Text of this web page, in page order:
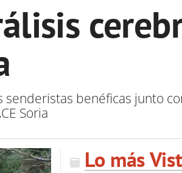
senderistas benéficas junto
Soria
Lo más